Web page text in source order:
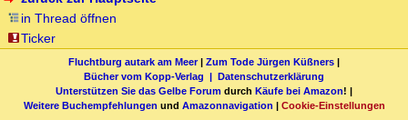
in Thread öffnen
Ticker
Fluchtburg autark am Meer| Zum Tode Jürgen Küßners |
Bücher vom Kopp-Verlag | Datenschutzerklärung
Unterstützen Sie das Gelbe Forum durch Käufe bei Amazon! |
Weitere Buchempfehlungen und Amazonnavigation | Cookie-Einstellungen